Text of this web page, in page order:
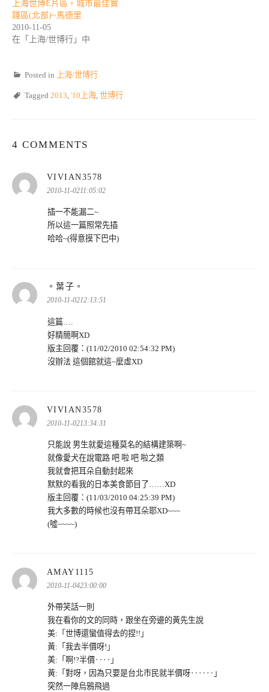
上海世博E片區。城市最佳實
踐區(北部)~馬德里
2010-11-05
在「上海/世博行」中
Posted in 上海/世博行
Tagged 2013 '10上海 世博行
4 COMMENTS
VIVIAN3578
示:
2010-11-0211:05:02
插一不能漏二~
所以這一篇照常先插
哈哈~(得意摸下巴中)
。葉子。
示:
2010-11-0212:13:51
這篇….
好精簡啊XD
版主回覆：(11/02/2010 02:54:32 PM)
沒辦法 這個館就這~麼虛XD
VIVIAN3578
示:
2010-11-0213:34:31
只能說 男生就愛這種莫名的結構建築啊~
就像愛犬在說電路 吧 啦 吧 啦之類
我就會把耳朵自動封起來
默默的看我的日本美食節目了……XD
版主回覆：(11/03/2010 04:25:39 PM)
我大多數的時候也沒有帶耳朵耶XD~~~
(噓~~~~)
AMAY1115
示:
2010-11-0423:00:00
外帶笑話一則
我在看你的文的同時，跟坐在旁邊的黃先生說
美:「世博還蠻值得去的捏!!」
黃:「我去半價呀!」
美:「啊!?半價‥‥」
黃:「對呀，因為只要是台北市民就半價呀‥‥‥」
突然一陣烏鴉飛過